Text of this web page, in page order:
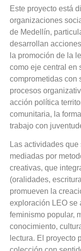
Este proyecto está
organizaciones
de Medellín,
desarrollan
la promoción de la
como eje central en
comprometidas con
procesos
acción política
comunitaria, la
trabajo con
Las actividades
mediadas por
creativas, que
(oralidades,
promueven la
exploración LEO se
feminismo popular,
conocimiento,
lectura. El proyecto